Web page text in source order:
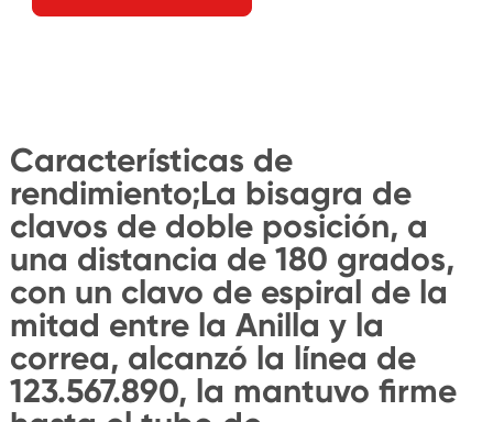
Características de
rendimiento;La bisagra de
clavos de doble posición, a
una distancia de 180 grados,
con un clavo de espiral de la
mitad entre la Anilla y la
correa, alcanzó la línea de
123.567.890, la mantuvo firme